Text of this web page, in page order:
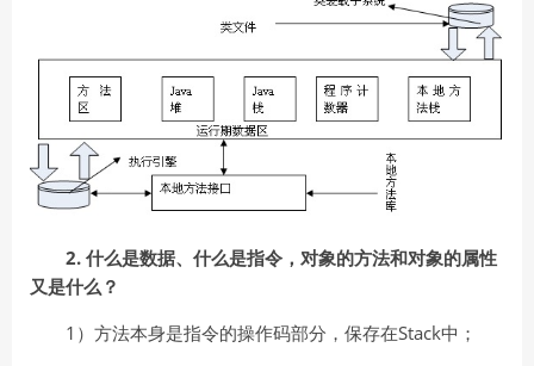
2. 什么是数据、什么是指令，对象的方法和对象的属性
又是什么？
1）方法本身是指令的操作码部分，保存在Stack中；